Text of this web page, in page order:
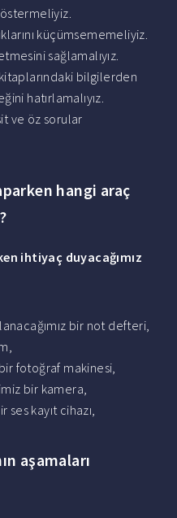
küçümsememeliyiz.
sağlamalıyız.
kitaplarındaki bilgilerden
hatırlamalıyız.
ve öz sorular
hangi araç
ihtiyaç duyacağımız
bir not defteri,
fotoğraf makinesi,
bir kamera,
kayıt cihazı,
aşamaları